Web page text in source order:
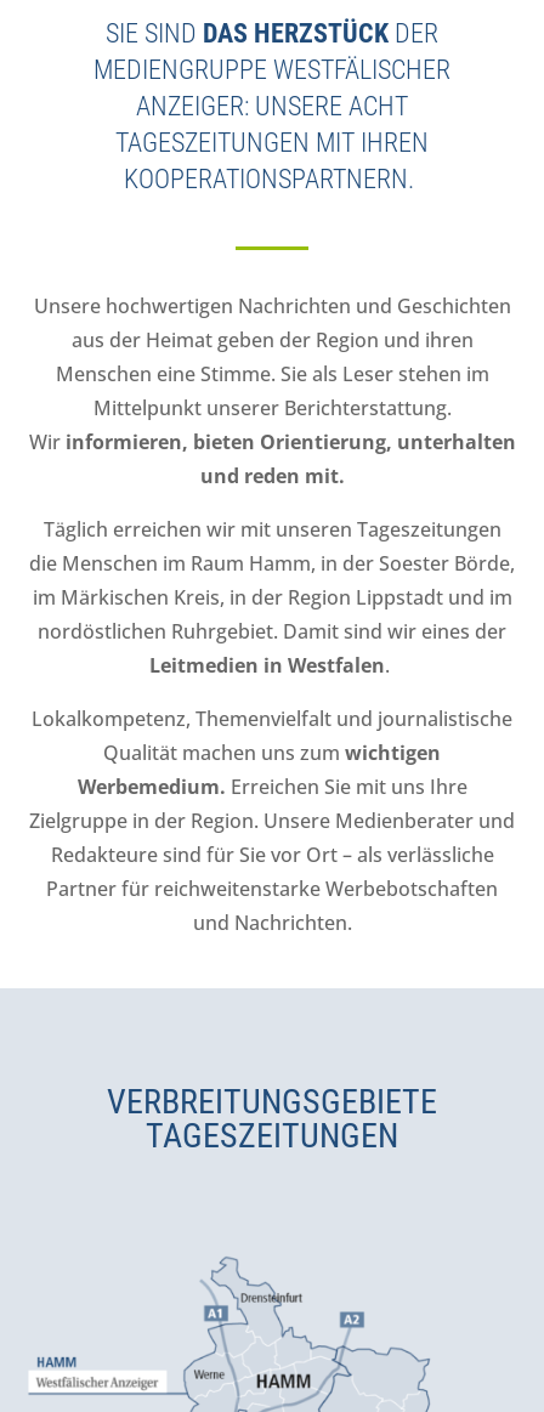
SIE SIND DAS HERZSTÜCKDER
MEDIENGRUPPE WESTFÄLISCHER
ANZEIGER: UNSERE ACHT
TAGESZEITUNGEN MIT IHREN
KOOPERATIONSPARTNERN.
Unsere hochwertigen Nachrichten und Geschichten
aus der Heimat geben der Region und ihren
Menschen eine Stimme. Sie als Leser stehen im
Mittelpunkt unserer Berichterstattung.
Wir informieren, bieten Orientierung, unterhalten
und reden mit.
Täglich erreichen wir mit unseren Tageszeitungen
die Menschen im Raum Hamm, in der Soester Börde,
im Märkischen Kreis, in der Region Lippstadt und im
nordöstlichen Ruhrgebiet. Damit sind wir eines der
Leitmedien in Westfalen.
Lokalkompetenz, Themenvielfalt und journalistische
Qualität machen uns zum wichtigen
Werbemedium. Erreichen Sie mit uns Ihre
Zielgruppe in der Region. Unsere Medienberater und
Redakteure sind für Sie vor Ort – als verlässliche
Partner für reichweitenstarke Werbebotschaften
und Nachrichten.
VERBREITUNGSGEBIETE
TAGESZEITUNGEN